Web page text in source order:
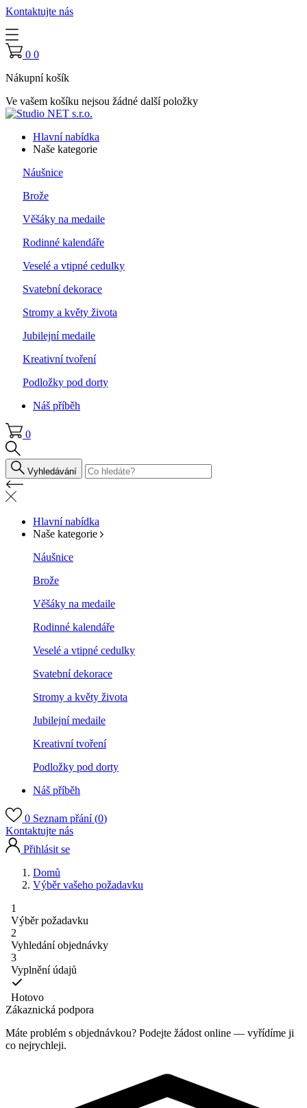
Kontaktujte nás
0 0
Nákupní košík
Ve vašem košíku nejsou žádné další položky
Hlavní nabídka
Naše kategorie
Náušnice
Brože
Věšáky na medaile
Rodinné kalendáře
Veselé a vtipné cedulky
Svatební dekorace
Stromy a květy života
Jubilejní medaile
Kreativní tvoření
Podložky pod dorty
Náš příběh
0
Vyhledávání
Hlavní nabídka
Naše kategorie
Náušnice
Brože
Věšáky na medaile
Rodinné kalendáře
Veselé a vtipné cedulky
Svatební dekorace
Stromy a květy života
Jubilejní medaile
Kreativní tvoření
Podložky pod dorty
Náš příběh
0 Seznam přání (0)
Kontaktujte nás
Přihlásit se
Domů
Výběr vašeho požadavku
1
Výběr požadavku
2
Vyhledání objednávky
3
Vyplnění údajů
Hotovo
Zákaznická podpora
Máte problém s objednávkou? Podejte žádost online — vyřídíme ji
co nejrychleji.